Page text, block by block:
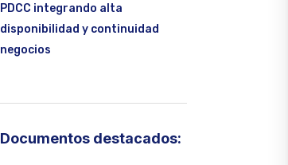
PDCC integrando alta
disponibilidad y continuidad
negocios
Documentos destacados: